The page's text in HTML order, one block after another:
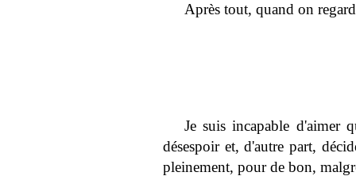
Après tout, quand on
Je suis incapable d'aimer
désespoir et, d'autre part,
pleinement, pour de bon,